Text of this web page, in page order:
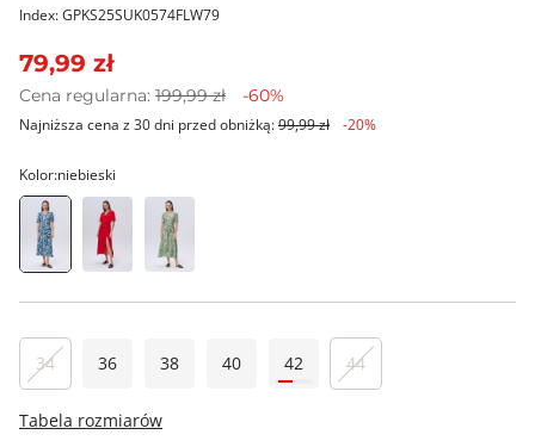
Index: GPKS25SUK0574FLW79
79,99 zł
Cena regularna: 199,99 zł -60%
Najniższa cena z 30 dni przed obniżką:99,99 zł -20%
Kolor:niebieski
34 36 38 40 42 44
Tabela rozmiarów